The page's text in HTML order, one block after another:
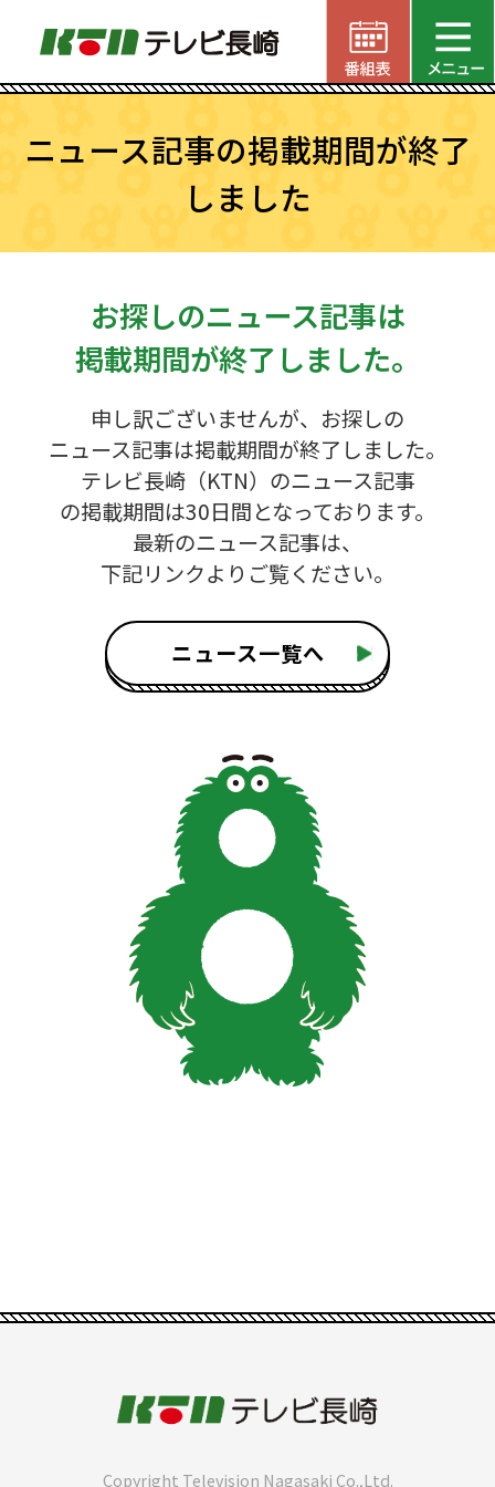
ニュース記事の掲載期間が終了
しました
お探しのニュース記事は
掲載期間が終了しました。
申し訳ございませんが、お探しの
ニュース記事は掲載期間が終了しました。
テレビ長崎（KTN）のニュース記事
の掲載期間は30日間となっております。
最新のニュース記事は、
下記リンクよりご覧ください。
ニュース一覧へ
Copyright Television Nagasaki Co.,Ltd.